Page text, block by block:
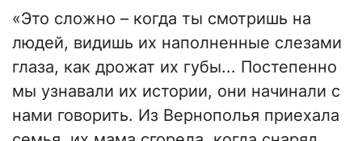
«Это сложно – когда ты смотришь на
людей, видишь их наполненные слезами
глаза, как дрожат их губы... Постепенно
мы узнавали их истории, они начинали с
нами говорить. Из Вернополья приехала